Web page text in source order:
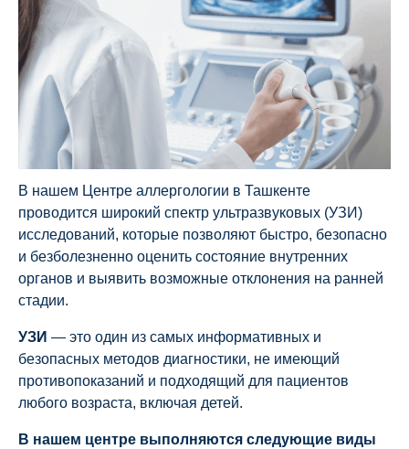
В нашем Центре аллергологии в Ташкенте
проводится широкий спектр ультразвуковых (УЗИ)
исследований, которые позволяют быстро, безопасно
и безболезненно оценить состояние внутренних
органов и выявить возможные отклонения на ранней
стадии.
УЗИ — это один из самых информативных и
безопасных методов диагностики, не имеющий
противопоказаний и подходящий для пациентов
любого возраста, включая детей.
В нашем центре выполняются следующие виды